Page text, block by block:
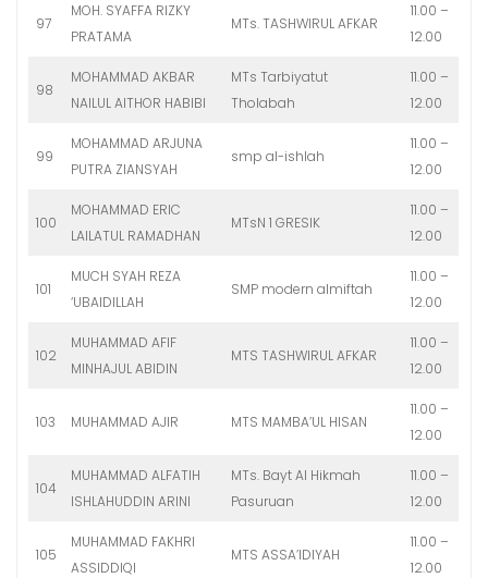
97
MOH. SYAFFA RIZKY
PRATAMA
MTs. TASHWIRUL AFKAR
11.00 –
12.00
98
MOHAMMAD AKBAR
NAILUL AITHOR HABIBI
MTs Tarbiyatut
Tholabah
11.00 –
12.00
99
MOHAMMAD ARJUNA
PUTRA ZIANSYAH
smp al-ishlah
11.00 –
12.00
100
MOHAMMAD ERIC
LAILATUL RAMADHAN
MTsN 1 GRESIK
11.00 –
12.00
101
MUCH SYAH REZA
‘UBAIDILLAH
SMP modern almiftah
11.00 –
12.00
102
MUHAMMAD AFIF
MINHAJUL ABIDIN
MTS TASHWIRUL AFKAR
11.00 –
12.00
103 MUHAMMAD AJIR MTS MAMBA’UL HISAN
11.00 –
12.00
104
MUHAMMAD ALFATIH
ISHLAHUDDIN ARINI
MTs. Bayt Al Hikmah
Pasuruan
11.00 –
12.00
105
MUHAMMAD FAKHRI
ASSIDDIQI
MTS ASSA’IDIYAH
11.00 –
12.00